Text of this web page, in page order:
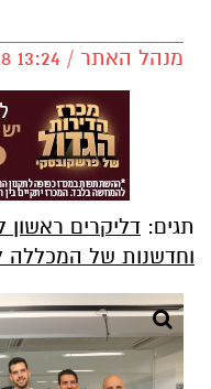
מנהל האתר / 13:24 14.08.18
תגים: דליקרים ראשון
וחדשנות של המכללה